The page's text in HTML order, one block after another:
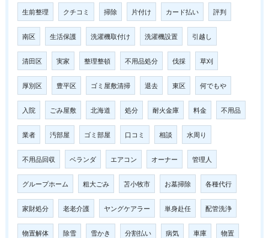
生前整理 クチコミ 掃除 片付け カード払い 評判
南区 生活保護 洗濯機取付け 洗濯機設置 引越し
清田区 実家 整理整頓 不用品処分 伐採 草刈
厚別区 豊平区 ゴミ屋敷清掃 退去 東区 何でもや
入院 ごみ屋敷 北海道 処分 耐火金庫 料金 不用品
業者 汚部屋 ゴミ部屋 口コミ 相談 水周り
不用品回収 ベランダ エアコン オーナー 管理人
グループホーム 粗大ごみ 苫小牧市 お墓掃除 各種代行
家財処分 老老介護 ヤングケアラー 単身赴任 配管洗浄
物置解体 除雪 雪かき 分割払い 病気 車庫 物置